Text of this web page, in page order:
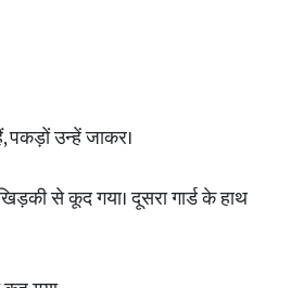
उन्हें जाकर।
से कूद गया। दूसरा गार्ड के हाथ